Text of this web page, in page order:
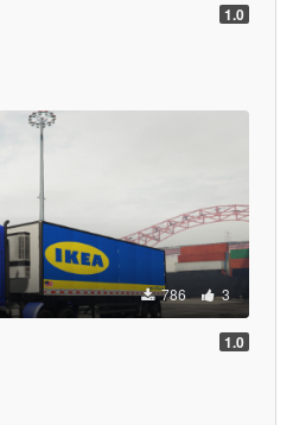
1.0
786 3
1.0